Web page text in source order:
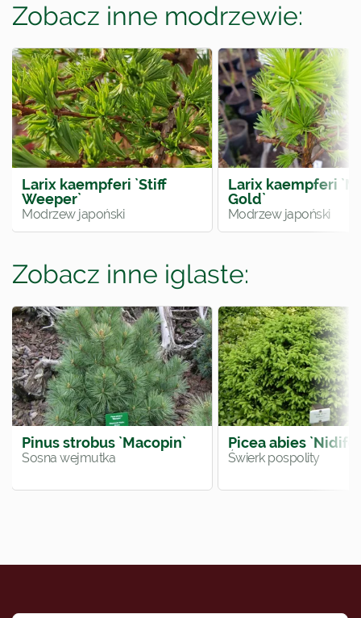
Zobacz inne modrzewie:
Larix kaempferi `Stiff
Weeper`
Modrzew japoński
Larix kaempferi
Gold`
Modrzew japoński
Zobacz inne iglaste:
Pinus strobus `Macopin`
Sosna wejmutka
Picea abies
Świerk pospolity